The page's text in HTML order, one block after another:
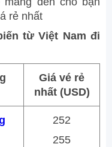
rẻ nhất
từ Việt Nam đi
Giá vé rẻ
nhất (USD)
252
255